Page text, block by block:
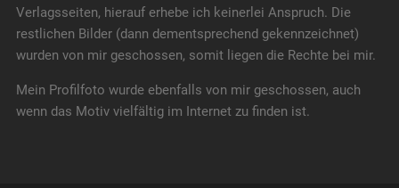
Verlagsseiten, hierauf erhebe ich keinerlei Anspruch. Die
restlichen Bilder (dann dementsprechend gekennzeichnet)
wurden von mir geschossen, somit liegen die Rechte bei mir.
Mein Profilfoto wurde ebenfalls von mir geschossen, auch
wenn das Motiv vielfältig im Internet zu finden ist.